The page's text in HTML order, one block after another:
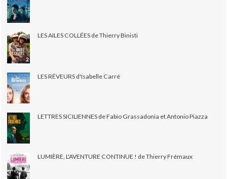
LES AILES COLLÉES de Thierry Binisti
LES RÊVEURS d'Isabelle Carré
LETTRES SICILIENNES de Fabio Grassadonia et Antonio Piazza
LUMIÈRE, L'AVENTURE CONTINUE ! de Thierry Frémaux